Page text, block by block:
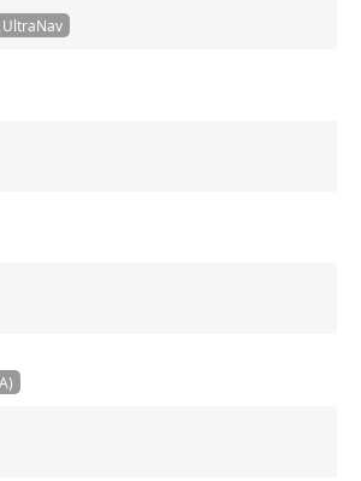
UltraNav